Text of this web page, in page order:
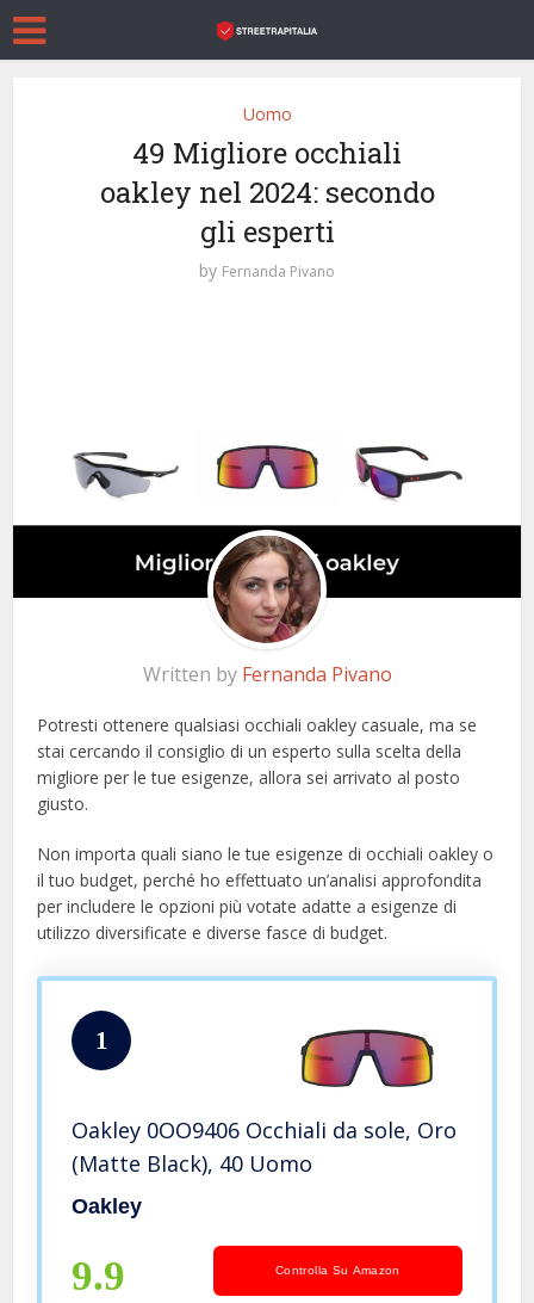
Uomo
49 Migliore occhiali
oakley nel 2024: secondo
gli esperti
by Fernanda Pivano
Written by Fernanda Pivano
Potresti ottenere qualsiasi occhiali oakley casuale, ma se
stai cercando il consiglio di un esperto sulla scelta della
migliore per le tue esigenze, allora sei arrivato al posto
giusto.
Non importa quali siano le tue esigenze di occhiali oakley o
il tuo budget, perché ho effettuato un’analisi approfondita
per includere le opzioni più votate adatte a esigenze di
utilizzo diversificate e diverse fasce di budget.
1
Oakley 0OO9406 Occhiali da sole, Oro
(Matte Black), 40 Uomo
Oakley
9.9 Controlla Su Amazon